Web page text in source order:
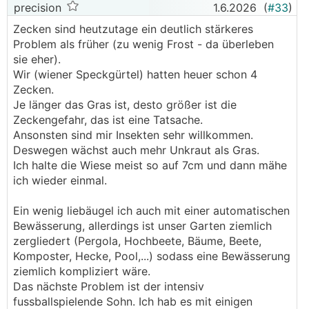
precision 1.6.2026 (#33)
Zecken sind heutzutage ein deutlich stärkeres
Problem als früher (zu wenig Frost - da überleben
sie eher).
Wir (wiener Speckgürtel) hatten heuer schon 4
Zecken.
Je länger das Gras ist, desto größer ist die
Zeckengefahr, das ist eine Tatsache.
Ansonsten sind mir Insekten sehr willkommen.
Deswegen wächst auch mehr Unkraut als Gras.
Ich halte die Wiese meist so auf 7cm und dann mähe
ich wieder einmal.
Ein wenig liebäugel ich auch mit einer automatischen
Bewässerung, allerdings ist unser Garten ziemlich
zergliedert (Pergola, Hochbeete, Bäume, Beete,
Komposter, Hecke, Pool,...) sodass eine Bewässerung
ziemlich kompliziert wäre.
Das nächste Problem ist der intensiv
fussballspielende Sohn. Ich hab es mit einigen